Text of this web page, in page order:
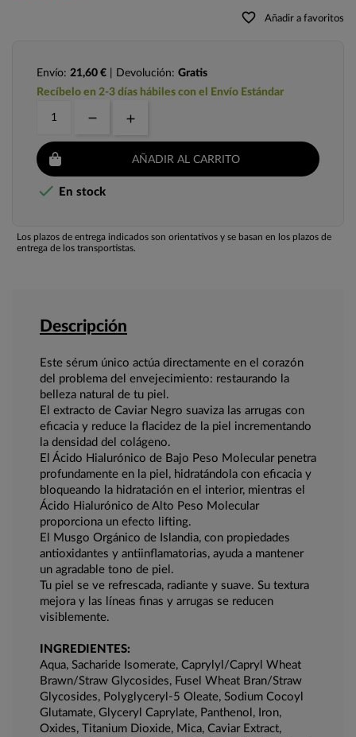
favorite_border Añadir a favoritos
Envío: 21,60 € | Devolución: Gratis
Recíbelo en 2-3 días hábiles con el Envío Estándar
AÑADIR AL CARRITO
 En stock
Los plazos de entrega indicados son orientativos y se basan en los plazos de
entrega de los transportistas.
Descripción
Este sérum único actúa directamente en el corazón
del problema del envejecimiento: restaurando la
belleza natural de tu piel.
El extracto de Caviar Negro suaviza las arrugas con
eficacia y reduce la flacidez de la piel incrementando
la densidad del colágeno.
El Ácido Hialurónico de Bajo Peso Molecular penetra
profundamente en la piel, hidratándola con eficacia y
bloqueando la hidratación en el interior, mientras el
Ácido Hialurónico de Alto Peso Molecular
proporciona un efecto lifting.
El Musgo Orgánico de Islandia, con propiedades
antioxidantes y antiinflamatorias, ayuda a mantener
un agradable tono de piel.
Tu piel se ve refrescada, radiante y suave. Su textura
mejora y las líneas finas y arrugas se reducen
visiblemente.
INGREDIENTES:
Aqua, Sacharide Isomerate, Caprylyl/Capryl Wheat
Brawn/Straw Glycosides, Fusel Wheat Bran/Straw
Glycosides, Polyglyceryl-5 Oleate, Sodium Cocoyl
Glutamate, Glyceryl Caprylate, Panthenol, Iron,
Oxides, Titanium Dioxide, Mica, Caviar Extract,